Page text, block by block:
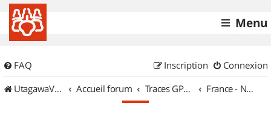
Menu
FAQ Connexion
Inscription
UtagawaVTT (Randos VTT et VTTAE avec traces GPS)
Accueil forum Traces GPS de randos VTT France - Nord Ouest